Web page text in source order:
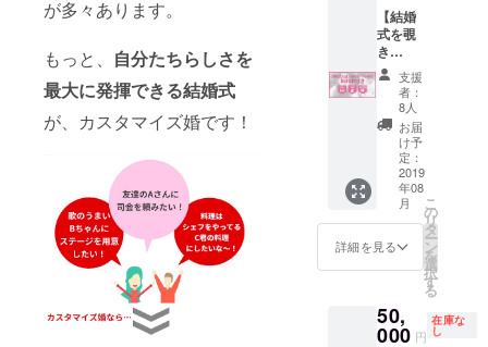
が多々あります。
もっと、 自分たちらしさを
最大に発揮できる結婚式
が、カスタマイズ婚です！
より3ヶ
月間を
想
定。）
✔︎ 「カ
スタマ
イズ
婚」
BOOK
のプレ
ゼント
✔︎ 必要
に応じ
て、
賓パー
ト
は、結
婚式の
つくり
かたの
ご質問
への回
答、及
びアド
バイス
としま
す。最
初のご
連絡よ
り1ヶ月
スタマ
イズ
【結婚
式を覗
き
見！】
BOOK
付き ✔︎
「カス
タマイ
ズ婚」
BOOK
のプレ
ゼント
✔︎
Facebo
okの非
公開プ
クトグ
ループ
支援
者：
8人
お届
け予
定：
2019
年08
月
詳細を見る
こ
の
リ
タ
ー
ン
を
選
択
す
る
50,
000 円
在庫な
し